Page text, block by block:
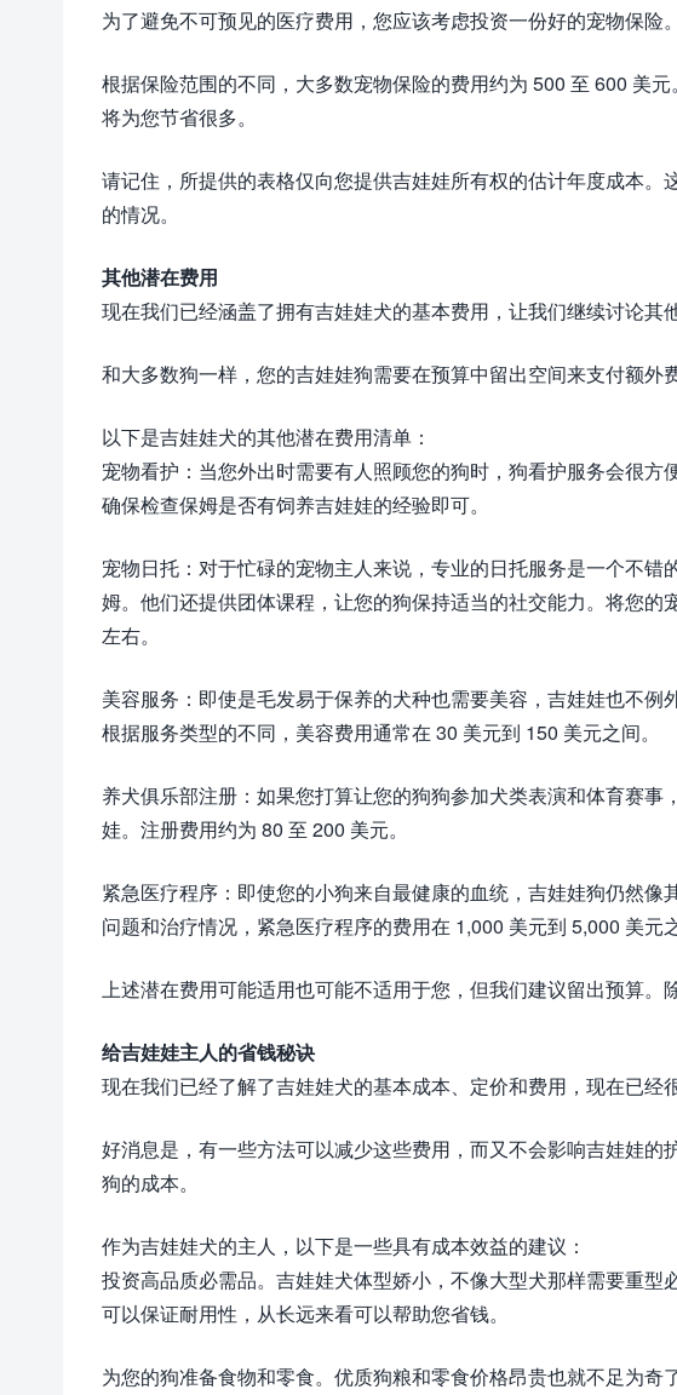
为了避免不可预见的医疗费用，您应该考虑投资一份好的宠物保险。
根据保险范围的不同，大多数宠物保险的费用约为 500 至 600 美
将为您节省很多。
请记住，所提供的表格仅向您提供吉娃娃所有权的估计年度成本
的情况。
其他潜在费用
现在我们已经涵盖了拥有吉娃娃犬的基本费用，让我们继续讨论其
和大多数狗一样，您的吉娃娃狗需要在预算中留出空间来支付额外
以下是吉娃娃犬的其他潜在费用清单：
宠物看护：当您外出时需要有人照顾您的狗时，狗看护服务会很
确保检查保姆是否有饲养吉娃娃的经验即可。
宠物日托：对于忙碌的宠物主人来说，专业的日托服务是一个不
姆。他们还提供团体课程，让您的狗保持适当的社交能力。将您
左右。
美容服务：即使是毛发易于保养的犬种也需要美容，吉娃娃也不例
根据服务类型的不同，美容费用通常在 30 美元到 150 美元之间。
养犬俱乐部注册：如果您打算让您的狗狗参加犬类表演和体育赛
娃。注册费用约为 80 至 200 美元。
紧急医疗程序：即使您的小狗来自最健康的血统，吉娃娃狗仍然
问题和治疗情况，紧急医疗程序的费用在 1,000 美元到 5,000 美元之
上述潜在费用可能适用也可能不适用于您，但我们建议留出预算。
给吉娃娃主人的省钱秘诀
现在我们已经了解了吉娃娃犬的基本成本、定价和费用，现在已经
好消息是，有一些方法可以减少这些费用，而又不会影响吉娃娃
狗的成本。
作为吉娃娃犬的主人，以下是一些具有成本效益的建议：
投资高品质必需品。吉娃娃犬体型娇小，不像大型犬那样需要重
可以保证耐用性，从长远来看可以帮助您省钱。
为您的狗准备食物和零食。优质狗粮和零食价格昂贵也就不足为